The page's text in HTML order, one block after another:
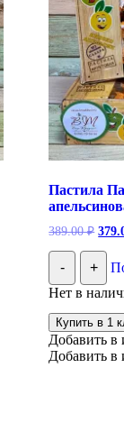
Пастила
389.00₽
цена
- +
Нет в
Купить в 1
Добавить в
Добавить в